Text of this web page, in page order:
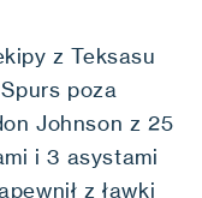
z Teksasu
poza
Johnson z 25
i 3 asystami
z ławki